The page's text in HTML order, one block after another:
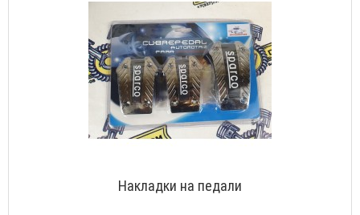
Накладки на педали